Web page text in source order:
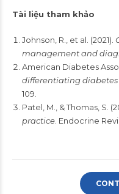
Tài liệu tham khảo
Johnson, R., et al. (2021).
management and
American Diabetes
differentiating diabetes
109.
Patel, M., & Thomas, S.
practice. Endocrine